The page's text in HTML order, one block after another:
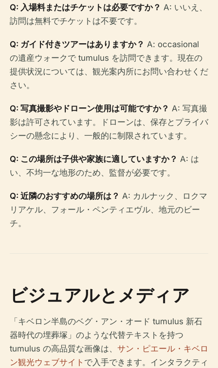
Q: 入場料またはチケットは必要ですか？ A: いいえ、
訪問は無料でチケットは不要です。
Q: ガイド付きツアーはありますか？ A: occasional
の遺産ウォークで tumulus を訪問できます。現在の
提供状況については、観光案内所にお問い合わせくだ
さい。
Q: 写真撮影やドローン使用は可能ですか？ A: 写真撮
影は許可されています。ドローンは、保存とプライバ
シーの懸念により、一般的に制限されています。
Q: この場所は子供や家族に適していますか？ A: は
い、不均一な地形のため、監督が必要です。
Q: 近隣のおすすめの場所は？ A: カルナック、ロクマ
リアケル、フォール・ペンティエヴル、地元のビー
チ。
ビジュアルとメディア
「キベロン半島のベグ・アン・オード tumulus 新石
器時代の埋葬塚」のような代替テキストを持つ
tumulus の高品質な画像は、 サン・ピエール・キベロ
ン観光ウェブサイト で入手できます。インタラクティ